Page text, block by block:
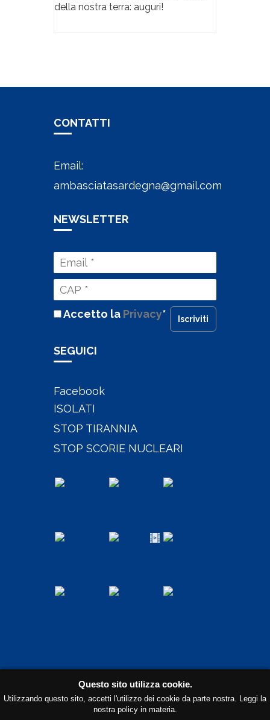
della nostra terra: auguri!
CONTATTI
Email:
ambasciatasardegna@gmail.com
NEWSLETTER
Accetto la Privacy* Iscriviti
SEGUICI
Facebook
ISOLATI
STOP TIRANNIA
STOP SCORIE NUCLEARI
©2018 Ambasciata di Sardegna |Privacy
| Sito creato da Italia Multimedia -
Realizzazione siti web Milano
Questo sito utilizza cookie.
Utilizzando questo sito, accetti l'utilizzo dei cookie da parte nostra. Leggi la
nostra policy in materia.